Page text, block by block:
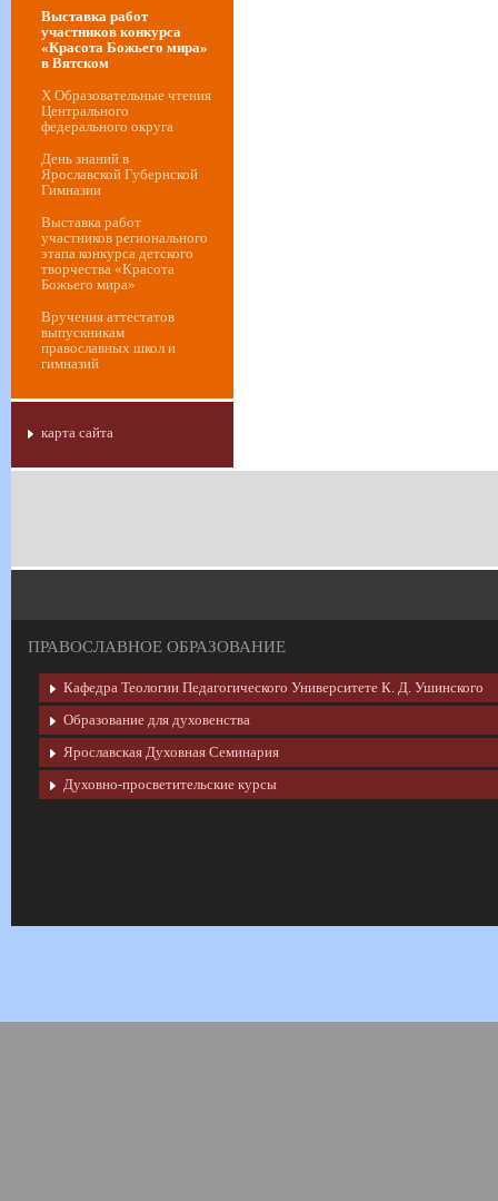
Выставка работ
участников конкурса
«Красота Божьего мира»
в Вятском
Х Образовательные чтения
Центрального
федерального округа
День знаний в
Ярославской Губернской
Гимназии
Выставка работ
участников регионального
этапа конкурса детского
творчества «Красота
Божьего мира»
Вручения аттестатов
выпускникам
православных школ и
гимназий
карта сайта
ПРАВОСЛАВНОЕ ОБРАЗОВАНИЕ
Кафедра Теологии Педагогического Университете К. Д. Ушинского
Образование для духовенства
Ярославская Духовная Семинария
Духовно-просветительские курсы